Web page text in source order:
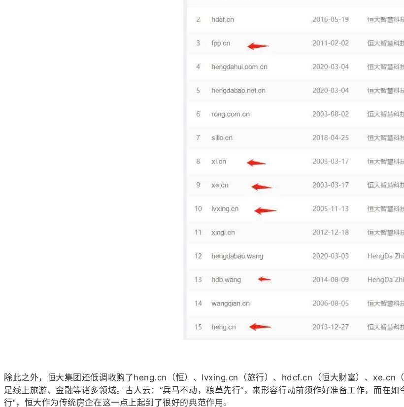
除此之外，恒大集团还低调收购了heng.cn（恒）、lvxing.cn（旅行）、hdcf.cn（恒大财富）、xe.cn
足线上旅游、金融等诸多领域。古人云：“兵马不动，粮草先行”，来形容行动前须作好准备工作，而在如
行”，恒大作为传统房企在这一点上起到了很好的典范作用。